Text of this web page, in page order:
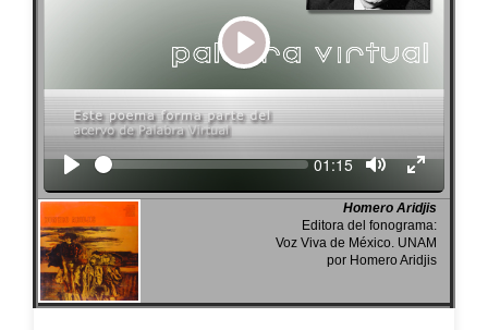
Play
Seek Current
01:15
Homero Aridjis
Editora del fonograma:
Voz Viva de México. UNAM
por Homero Aridjis